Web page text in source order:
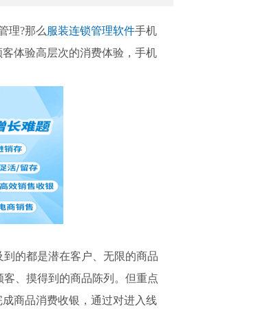
理?那么 服装连锁管理软件手机
体验高层次的消费体验，手机
的都是潜在客户、无限的商品
、摸得到的商品陈列。但重点
商品消费收银，通过对进入线